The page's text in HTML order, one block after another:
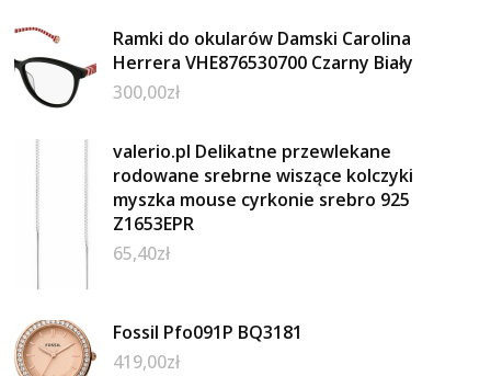
Ramki do okularów Damski Carolina
Herrera VHE876530700 Czarny Biały
300,00zł
valerio.pl Delikatne przewlekane
rodowane srebrne wiszące kolczyki
myszka mouse cyrkonie srebro 925
Z1653EPR
65,40zł
Fossil Pfo091P BQ3181
419,00zł